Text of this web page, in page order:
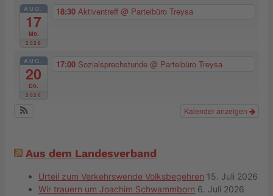
AUG.
17
Mo.
2026
18:30 Aktiventreff @ Parteibüro Treysa
AUG.
20
Do.
2026
17:00 Sozialsprechstunde @ Parteibüro Treysa
Kalender anzeigen
Aus dem Landesverband
Urteil zum Verkehrswende Volksbegehren 15. Juli 2026
Wir trauern um Joachim Schwammborn 6. Juli 2026